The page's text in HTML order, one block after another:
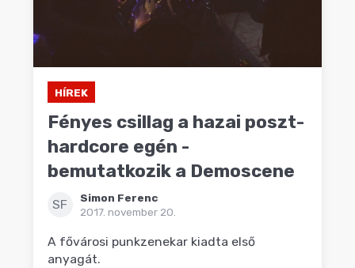
HÍREK
Fényes csillag a hazai poszt-
hardcore egén -
bemutatkozik a Demoscene
SF
Simon Ferenc
2017. november 20.
A fővárosi punkzenekar kiadta első
anyagát.